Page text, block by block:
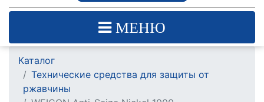
МЕНЮ
Каталог
Технические средства для защиты от
ржавчины